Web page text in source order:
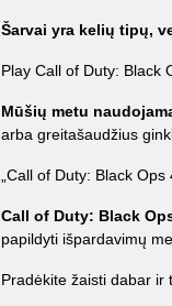
Šarvai yra kelių tipų,
Play Call of Duty: Black
Mūšių metu
arba greitašaudžius
„Call of Duty: Black
Call of Duty: Black
papildyti išpardavimų
Pradėkite žaisti dabar ir